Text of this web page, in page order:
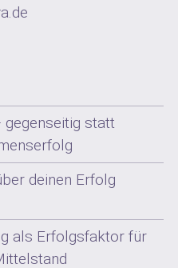
gegenseitig statt
deinen Erfolg
als Erfolgsfaktor für